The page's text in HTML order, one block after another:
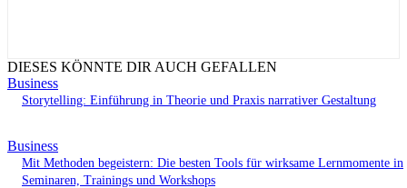
DIESES KÖNNTE DIR AUCH GEFALLEN
Business
Storytelling: Einführung in Theorie und Praxis narrativer Gestaltung
Business
Mit Methoden begeistern: Die besten Tools für wirksame Lernmomente in
Seminaren, Trainings und Workshops